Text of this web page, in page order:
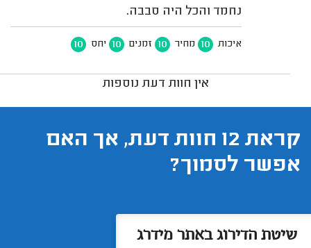
נחמד והכל היה סבבה.
איכות 10 מחיר 10 זמנים 10 יחס 10
אין חוות דעת נוספות
קראת 12 חוות דעת, אך האם
אפשר לסמוך?
שיטת הדירוג באתר מידרג